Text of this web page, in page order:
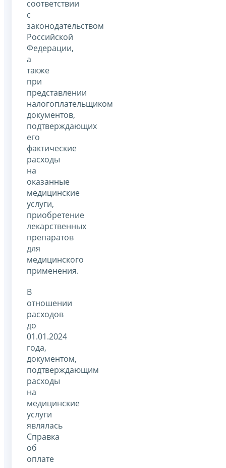
соответствии
с
законодательством
Российской
Федерации,
а
также
при
представлении
налогоплательщиком
документов,
подтверждающих
его
фактические
расходы
на
оказанные
медицинские
услуги,
приобретение
лекарственных
препаратов
для
медицинского
применения.
В
отношении
расходов
до
01.01.2024
года,
документом,
подтверждающим
расходы
на
медицинские
услуги
являлась
Справка
об
оплате